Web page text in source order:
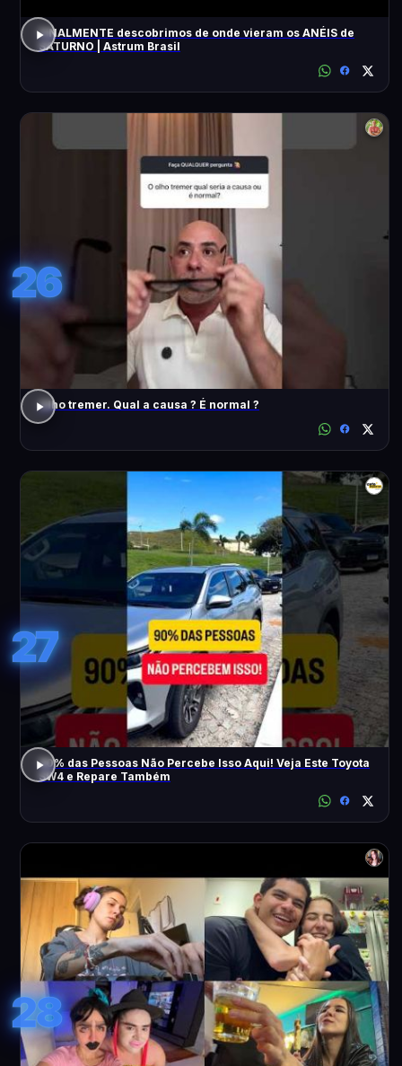
FINALMENTE descobrimos de onde vieram os ANÉIS de
SATURNO | Astrum Brasil
26
Olho tremer. Qual a causa ? É normal ?
27
90% das Pessoas Não Percebe Isso Aqui! Veja Este Toyota
SW4 e Repare Também
28